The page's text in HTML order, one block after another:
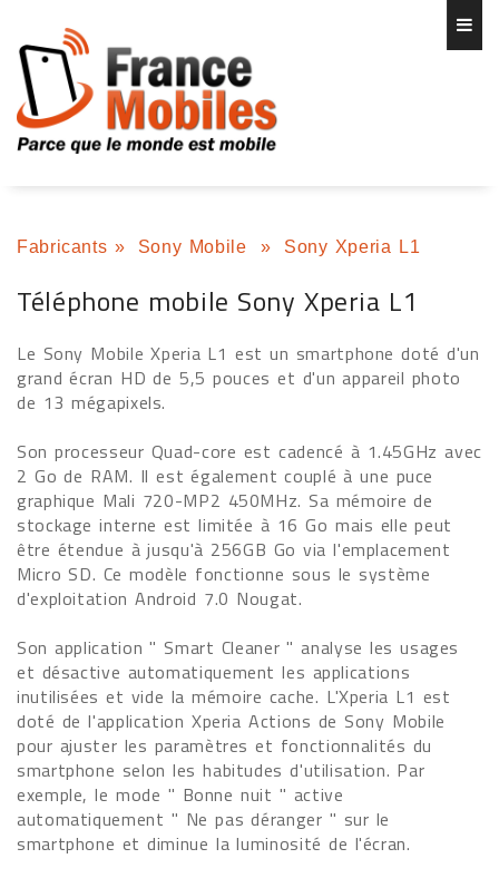
Fabricants » Sony Mobile » Sony Xperia L1
Téléphone mobile Sony Xperia L1
Le Sony Mobile Xperia L1 est un smartphone doté d'un
grand écran HD de 5,5 pouces et d'un appareil photo
de 13 mégapixels.
Son processeur Quad-core est cadencé à 1.45GHz avec
2 Go de RAM. Il est également couplé à une puce
graphique Mali 720-MP2 450MHz. Sa mémoire de
stockage interne est limitée à 16 Go mais elle peut
être étendue à jusqu'à 256GB Go via l'emplacement
Micro SD. Ce modèle fonctionne sous le système
d'exploitation Android 7.0 Nougat.
Son application " Smart Cleaner " analyse les usages
et désactive automatiquement les applications
inutilisées et vide la mémoire cache. L'Xperia L1 est
doté de l'application Xperia Actions de Sony Mobile
pour ajuster les paramètres et fonctionnalités du
smartphone selon les habitudes d'utilisation. Par
exemple, le mode " Bonne nuit " active
automatiquement " Ne pas déranger " sur le
smartphone et diminue la luminosité de l'écran.